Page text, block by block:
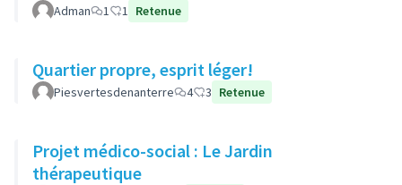
Adman 1 1 Retenue
Quartier propre, esprit léger!
Piesvertesdenanterre 4 3 Retenue
Projet médico-social : Le Jardin
thérapeutique